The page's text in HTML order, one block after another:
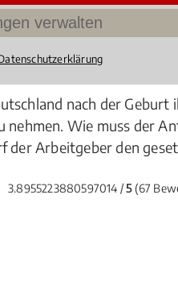
nach der Geburt
nehmen. Wie muss der
der Arbeitgeber den
3.8955223880597014 /5(67
verwalten